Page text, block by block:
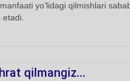
yo’lidagi qilmishlari
etadi.
qilmangiz...